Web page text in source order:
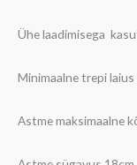
Ühe laadimisega
Minimaalne trepi laius
Astme maksimaalne